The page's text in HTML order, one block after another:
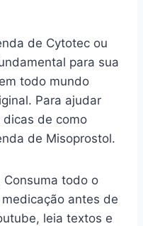
de Cytotec ou
para sua
todo mundo
Para ajudar
dicas de como
de Misoprostol.
Consuma todo o
antes de
leia textos e